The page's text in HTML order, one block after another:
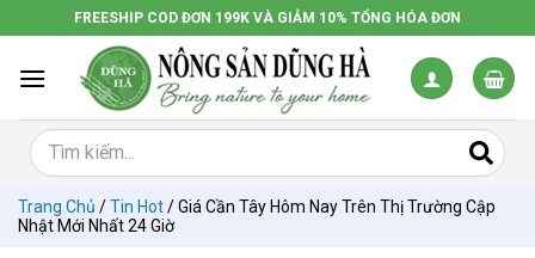
đến
dung
FREESHIP COD ĐƠN 199K VÀ GIẢM 10% TỔNG HÓA ĐƠN
Trang Chủ /Tin Hot/Giá Cần Tây Hôm Nay Trên Thị Trường Cập
Nhật Mới Nhất 24 Giờ